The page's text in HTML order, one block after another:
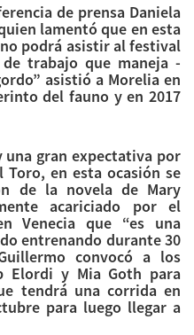
de prensa Daniela
lamentó que en esta
podrá asistir al festival
trabajo que maneja -
asistió a Morelia en
del fauno y en 2017
una gran expectativa por
en esta ocasión se
de la novela de Mary
acariciado por el
Venecia que “es una
entrenando durante 30
convocó a los
Elordi y Mia Goth para
tendrá una corrida en
para luego llegar a